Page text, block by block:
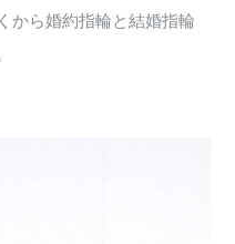
から婚約指輪と結婚指輪